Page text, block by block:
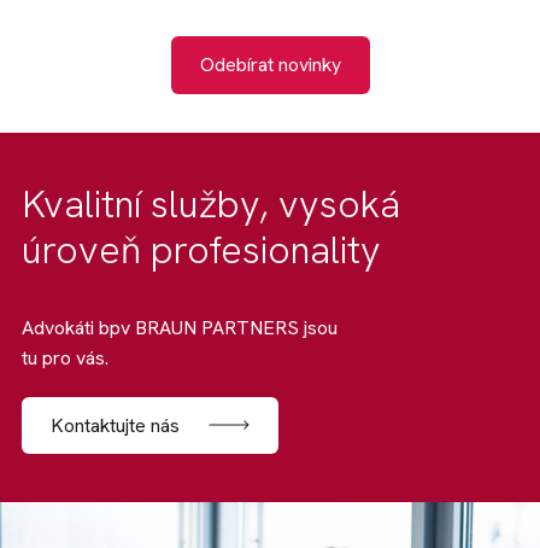
Odebírat novinky
Kvalitní služby, vysoká
úroveň profesionality
Advokáti bpv BRAUN PARTNERS jsou
tu pro vás.
Kontaktujte nás